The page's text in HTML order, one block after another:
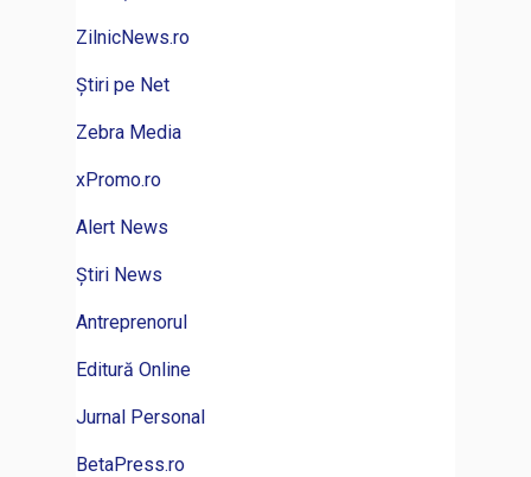
ZilnicNews.ro
Știri pe Net
Zebra Media
xPromo.ro
Alert News
Știri News
Antreprenorul
Editură Online
Jurnal Personal
BetaPress.ro